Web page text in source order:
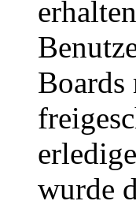
Boards
wurde